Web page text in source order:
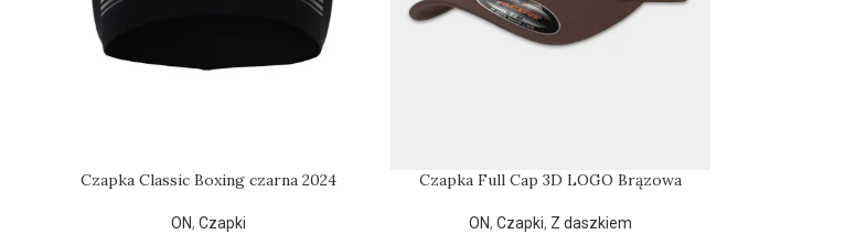
Czapka Classic Boxing czarna 2024
ON,Czapki
Czapka Full Cap 3D LOGO Brązowa
ON,Czapki, Z daszkiem